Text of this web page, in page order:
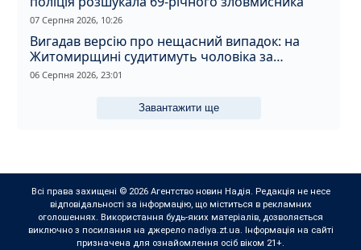
07 Серпня 2026, 10:26
Вигадав версію про нещасний випадок: на
Житомирщині судитимуть чоловіка за
вбивство співмешканки
06 Серпня 2026, 23:01
Завантажити ще
Всі права захищені © 2026 Агентство новин Надія. Редакція не несе
відповідальності за інформацію, що міститься в рекламних
оголошеннях. Використання будь-яких матеріалів, дозволяється
виключно з посилання на джерело nadiya.zt.ua. Інформація на сайті
призначена для ознайомлення осіб віком 21+.